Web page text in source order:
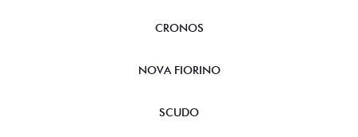
CRONOS
NOVA FIORINO
SCUDO